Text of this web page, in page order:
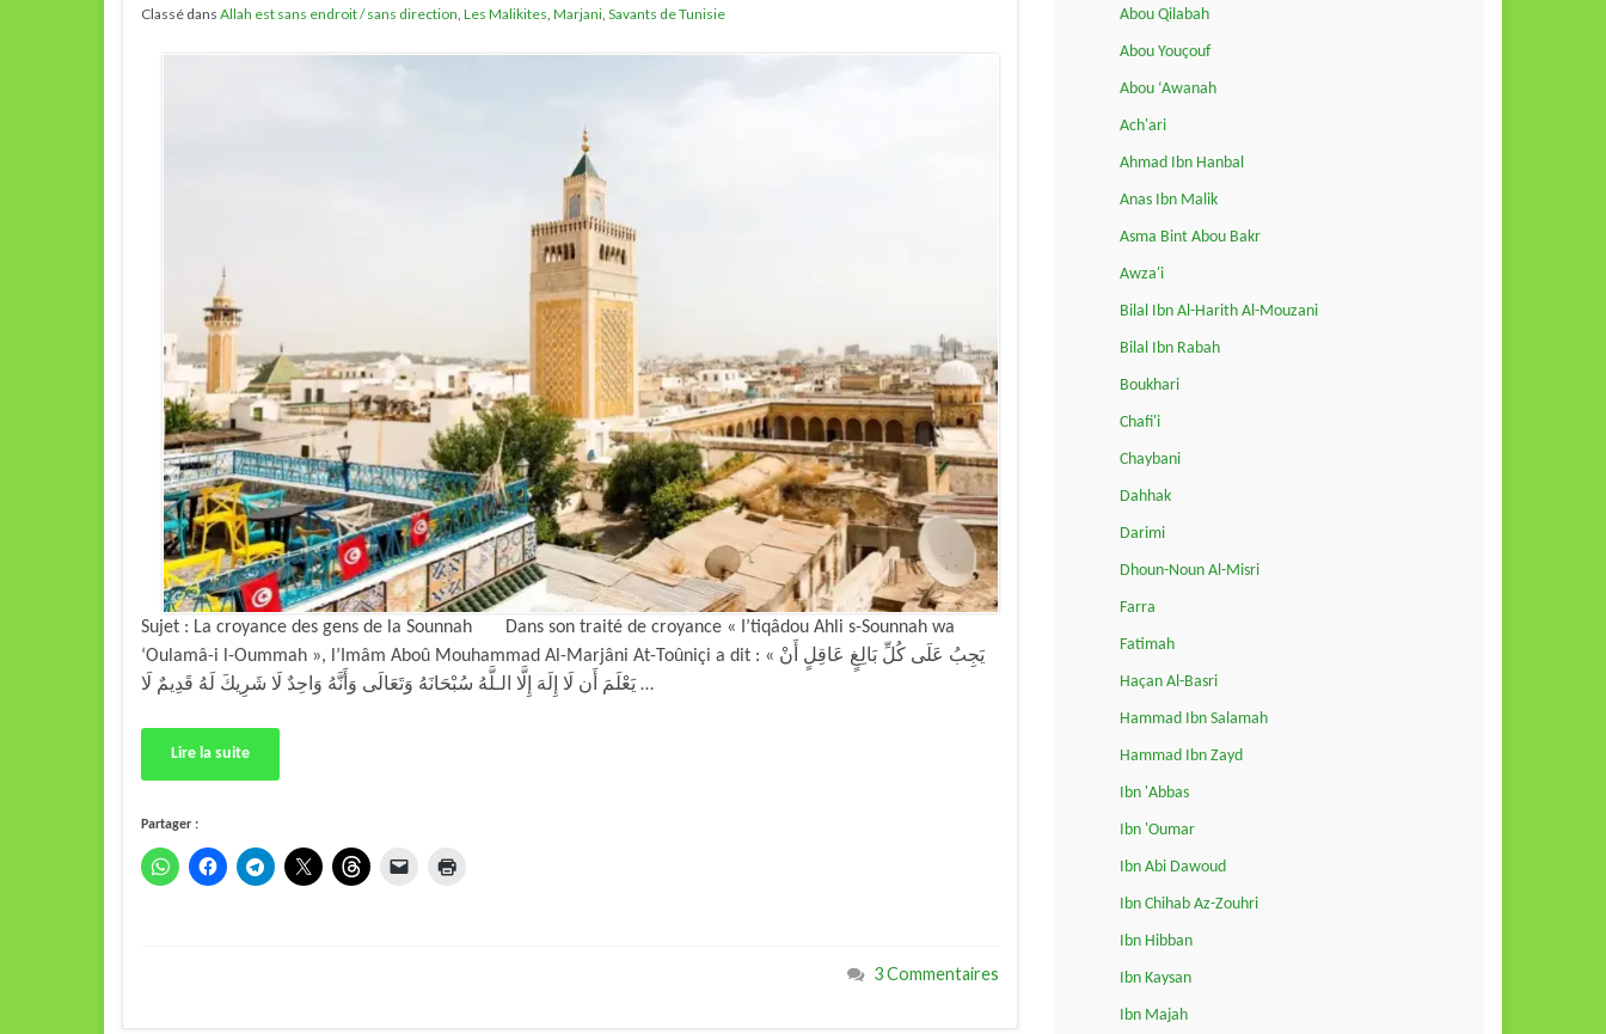
Classé dans Allah est sans endroit / sans direction, Les Malikites, Marjani, Savants de Tunisie
Sujet : La croyance des gens de la Sounnah Dans son traité de croyance « I’tiqâdou Ahli s-Sounnah wa
‘Oulamâ-i l-Oummah », l’Imâm Aboû Mouhammad Al-Marjâni At-Toûniçi a dit : « يَجِبُ عَلَى كُلِّ بَالِغٍ عَاقِلٍ أَنْ
يَعْلَمَ أَن لَا إِلَهَ إِلَّا الـلَّهُ سُبْحَانَهُ وَتَعَالَى وَأَنَّهُ وَاحِدٌ لَا شَرِيكَ لَهُ قَدِيمٌ لَا …
Lire la suite
Partager :
3 Commentaires
Abou Qilabah
Abou Youçouf
Abou ‘Awanah
Ach'ari
Ahmad Ibn Hanbal
Anas Ibn Malik
Asma Bint Abou Bakr
Awza'i
Bilal Ibn Al-Harith Al-Mouzani
Bilal Ibn Rabah
Boukhari
Chafi'i
Chaybani
Dahhak
Darimi
Dhoun-Noun Al-Misri
Farra
Fatimah
Haçan Al-Basri
Hammad Ibn Salamah
Hammad Ibn Zayd
Ibn 'Abbas
Ibn 'Oumar
Ibn Abi Dawoud
Ibn Chihab Az-Zouhri
Ibn Hibban
Ibn Kaysan
Ibn Majah